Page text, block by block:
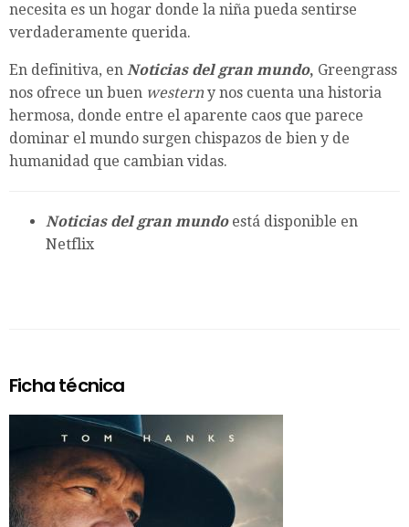
necesita es un hogar donde la niña pueda sentirse
verdaderamente querida.
En definitiva, en Noticias del gran mundo, Greengrass
nos ofrece un buen western y nos cuenta una historia
hermosa, donde entre el aparente caos que parece
dominar el mundo surgen chispazos de bien y de
humanidad que cambian vidas.
Noticias del gran mundo está disponible en
Netflix
Ficha técnica